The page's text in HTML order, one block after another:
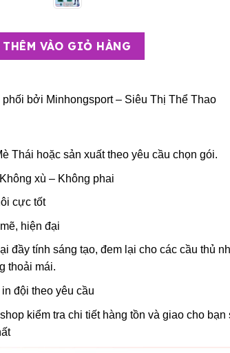
Đá Người Lớn – CLB Tottenham ( Vải Mè )
THÊM VÀO GIỎ HÀNG
phối bởi Minhongsport – Siêu Thị Thể Thao
Thái hoặc sản xuất theo yêu cầu chọn gói.
xù – Không phai
cực tốt
hiện đại
đầy tính sáng tạo, đem lại cho các cầu thủ
thoải mái.
đội theo yêu cầu
kiểm tra chi tiết hàng tồn và giao cho bạn